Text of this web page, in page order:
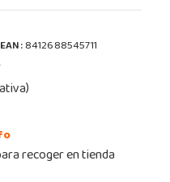
EAN:8412688545711
recoger en tienda